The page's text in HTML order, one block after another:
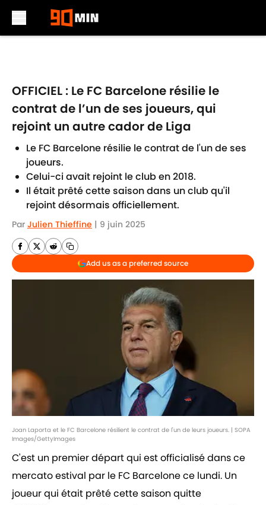
OFFICIEL : Le FC Barcelone résilie le
contrat de l’un de ses joueurs, qui
rejoint un autre cador de Liga
Le FC Barcelone résilie le contrat de l'un de ses
joueurs.
Celui-ci avait rejoint le club en 2018.
Il était prêté cette saison dans un club qu'il
rejoint désormais officiellement.
Par Julien Thieffine | 9 juin 2025
Add us as a preferred source
Joan Laporta et le FC Barcelone résilient le contrat de l'un de leurs joueurs. | SOPA
Images/GettyImages
C'est un premier départ qui est officialisé dans ce
mercato estival par le FC Barcelone ce lundi. Un
joueur qui était prêté cette saison quitte